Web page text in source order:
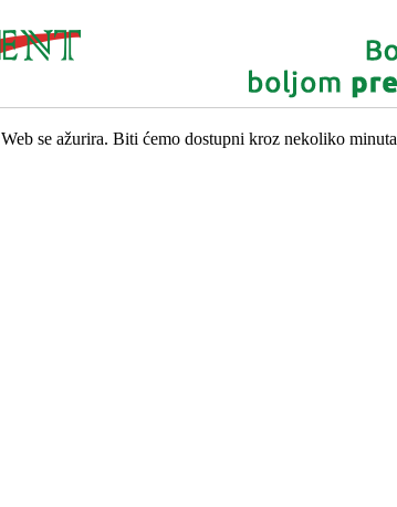
Web se ažurira. Biti ćemo dostupni kroz nekoliko minuta